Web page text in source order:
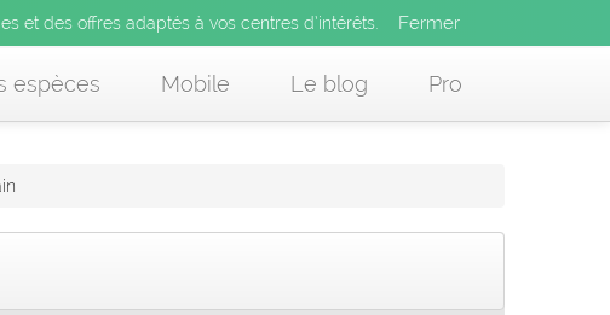
et des offres adaptés à vos centres d’intérêts. x
espèces Mobile Le blog Pro
et des offres adaptés à vos centres d’intérêts. Fermer
et des offres adaptés à vos centres d’intérêts.